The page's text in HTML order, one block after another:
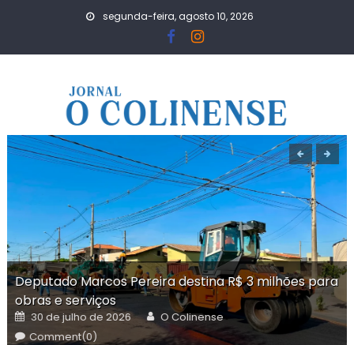
segunda-feira, agosto 10, 2026
Deputado Marcos Pereira destina R$ 3 milhões para
obras e serviços
Posted
on
30 de julho de 2026 Author
O Colinense
Comment(0)